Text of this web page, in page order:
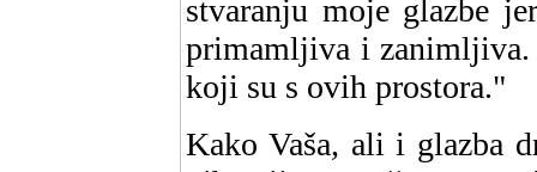
stvaranju moje glazbe
primamljiva i zanimljiva.
koji su s ovih prostora."
Kako Vaša, ali i glazba